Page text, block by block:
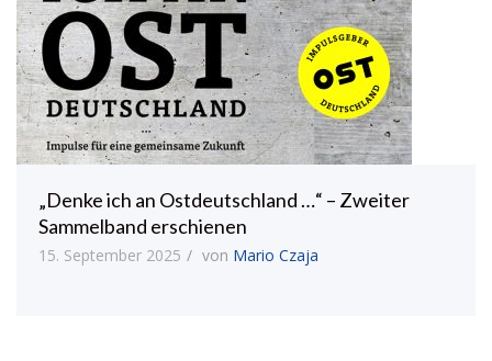
„Denke ich an Ostdeutschland …“ – Zweiter
Sammelband erschienen
15. September 2025 von Mario Czaja